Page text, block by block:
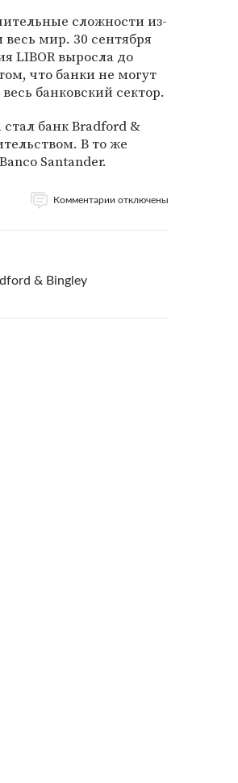
сложности из-
весь мир. 30 сентября
LIBOR выросла до
что банки не могут
банковский сектор.
банк Bradford &
В то же
Santander.
Комментарии отключены
& Bingley